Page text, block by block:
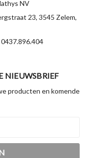
NV
23, 3545 Zelem,
NIEUWSBRIEF
producten en komende